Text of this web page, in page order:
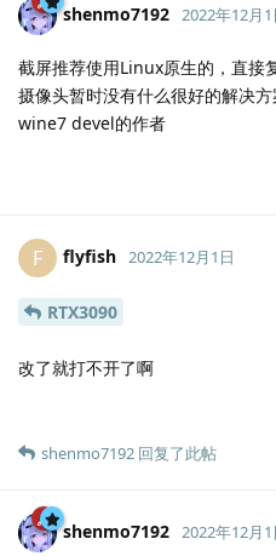
shenmo7192 2022年12月1
截屏推荐使用Linux原生的，直接
摄像头暂时没有什么很好的解决
wine7 devel的作者
F flyfish 2022年12月1日
RTX3090
改了就打不开了啊
shenmo7192 回复了此帖
shenmo7192 2022年12月1